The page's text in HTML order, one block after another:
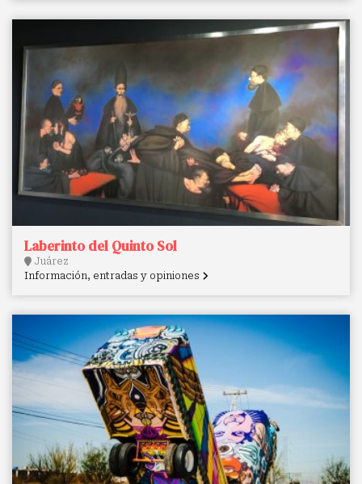
Laberinto del Quinto Sol
Juárez
Información, entradas y opiniones